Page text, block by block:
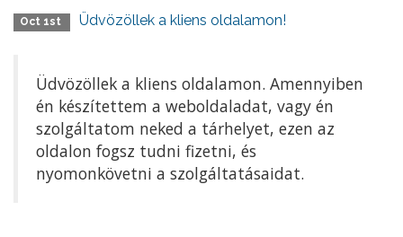
Oct 1st Üdvözöllek a kliens oldalamon!
Üdvözöllek a kliens oldalamon. Amennyiben
én készítettem a weboldaladat, vagy én
szolgáltatom neked a tárhelyet, ezen az
oldalon fogsz tudni fizetni, és
nyomonkövetni a szolgáltatásaidat.